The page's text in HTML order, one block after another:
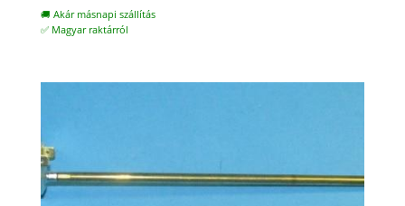
🚚 Akár másnapi szállítás
✅ Magyar raktárról